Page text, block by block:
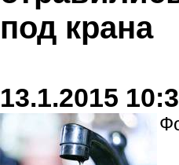
под крана
13.1.2015